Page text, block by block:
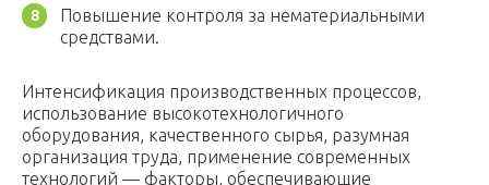
Повышение контроля за нематериальными
средствами.
Интенсификация производственных процессов,
использование высокотехнологичного
оборудования, качественного сырья, разумная
организация труда, применение современных
технологий — факторы, обеспечивающие